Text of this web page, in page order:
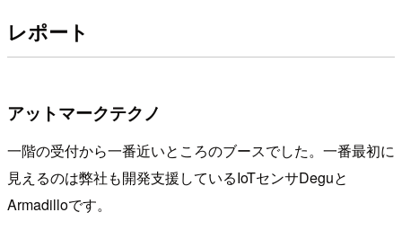
レポート
アットマークテクノ
一階の受付から一番近いところのブースでした。一番最初に
見えるのは弊社も開発支援しているIoTセンサDeguと
Armadilloです。